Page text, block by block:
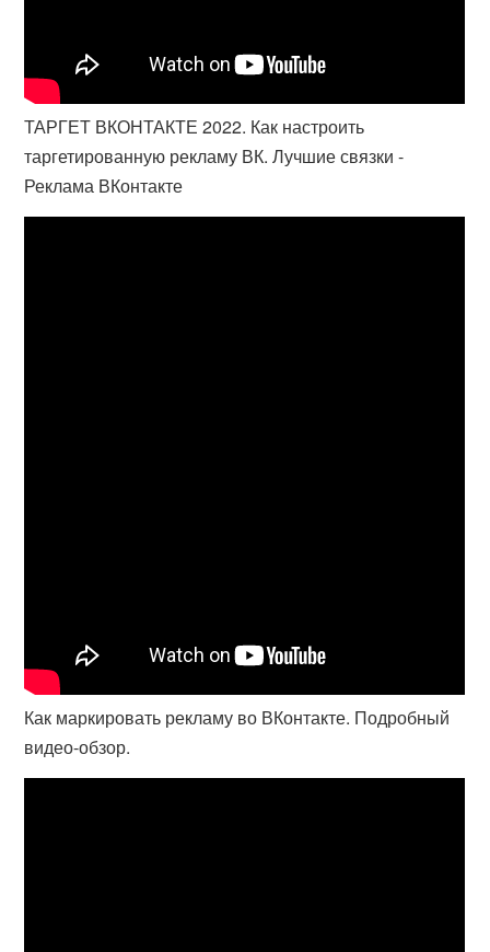
ТАРГЕТ ВКОНТАКТЕ 2022. Как настроить
таргетированную рекламу ВК. Лучшие связки -
Реклама ВКонтакте
Как маркировать рекламу во ВКонтакте. Подробный
видео-обзор.